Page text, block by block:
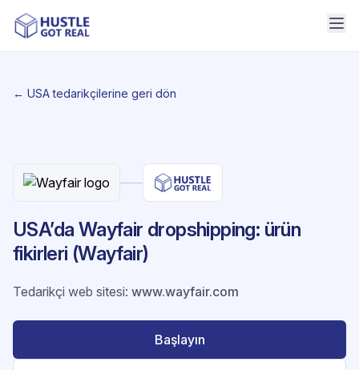
← USA tedarikçilerine geri dön
USA’da Wayfair dropshipping: ürün
fikirleri (Wayfair)
Tedarikçi web sitesi: www.wayfair.com
Başlayın